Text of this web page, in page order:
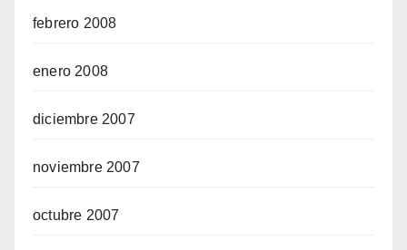
febrero 2008
enero 2008
diciembre 2007
noviembre 2007
octubre 2007